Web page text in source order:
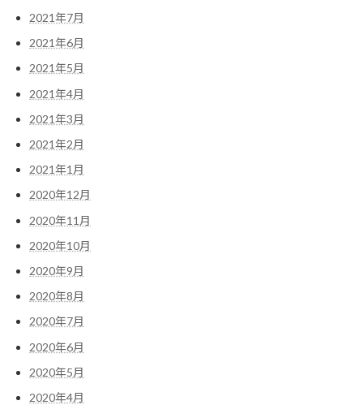
2021年7月
2021年6月
2021年5月
2021年4月
2021年3月
2021年2月
2021年1月
2020年12月
2020年11月
2020年10月
2020年9月
2020年8月
2020年7月
2020年6月
2020年5月
2020年4月